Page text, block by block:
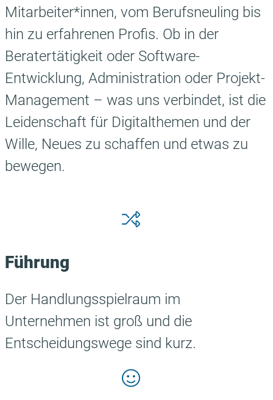
Mitarbeiter*innen, vom Berufsneuling bis
hin zu erfahrenen Profis. Ob in der
Beratertätigkeit oder Software-
Entwicklung, Administration oder Projekt-
Management – was uns verbindet, ist die
Leidenschaft für Digitalthemen und der
Wille, Neues zu schaffen und etwas zu
bewegen.
Führung
Der Handlungsspielraum im
Unternehmen ist groß und die
Entscheidungswege sind kurz.